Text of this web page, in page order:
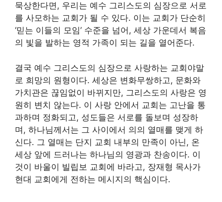
묵상한다면, 우리는 예수 그리스도의 심장으로 서로
를 사모하는 교회가 될 수 있다. 이는 교회가 단순히
‘믿는 이들의 모임’ 수준을 넘어, 세상 가운데서 복음
의 빛을 발하는 영적 가족이 되는 길을 열어준다.
결국 예수 그리스도의 심장으로 사랑하는 교회야말
로 희망의 원형이다. 세상은 변화무쌍하고, 문화와
가치관은 끊임없이 바뀌지만, 그리스도의 사랑은 영
원히 변치 않는다. 이 사랑 안에서 교회는 고난을 통
과하며 정화되고, 성도들은 서로를 돌보며 성장하
며, 하나님께서는 그 사이에서 의의 열매를 맺게 하
신다. 그 열매는 단지 교회 내부의 만족이 아닌, 온
세상 앞에 드러나는 하나님의 영광과 찬송이다. 이
것이 바울이 빌립보 교회에 바라고, 장재형 목사가
현대 교회에게 전하는 메시지의 핵심이다.